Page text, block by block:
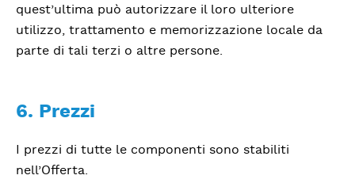
quest’ultima può autorizzare il loro ulteriore
utilizzo, trattamento e memorizzazione locale da
parte di tali terzi o altre persone.
6. Prezzi
I prezzi di tutte le componenti sono stabiliti
nell’Offerta.